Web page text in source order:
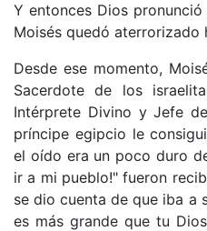
Y entonces Dios
Moisés quedó aterrorizado
Desde ese momento,
Sacerdote de los
Intérprete Divino y Jefe
príncipe egipcio le
el oído era un poco duro
ir a mi pueblo!" fueron
se dio cuenta de que iba a
es más grande que tu